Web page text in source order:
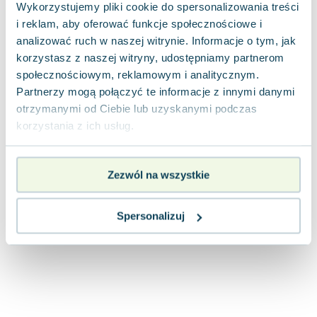
Wykorzystujemy pliki cookie do spersonalizowania treści
i reklam, aby oferować funkcje społecznościowe i
analizować ruch w naszej witrynie. Informacje o tym, jak
korzystasz z naszej witryny, udostępniamy partnerom
społecznościowym, reklamowym i analitycznym.
Partnerzy mogą połączyć te informacje z innymi danymi
otrzymanymi od Ciebie lub uzyskanymi podczas
korzystania z ich usług.
Zezwól na wszystkie
Spersonalizuj
Lorraine Warren
Ajahn Brahm
Lucinda Riley
Jacek Walkiewicz